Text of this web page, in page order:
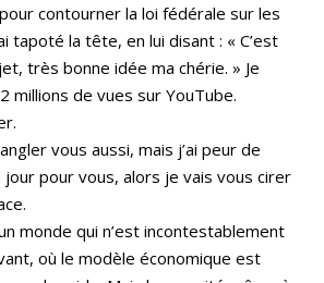
contourner la loi fédérale sur les
tapoté la tête, en lui disant : « C’est
très bonne idée ma chérie. » Je
millions de vues sur YouTube.
vous aussi, mais j’ai peur de
pour vous, alors je vais vous cirer
monde qui n’est incontestablement
où le modèle économique est